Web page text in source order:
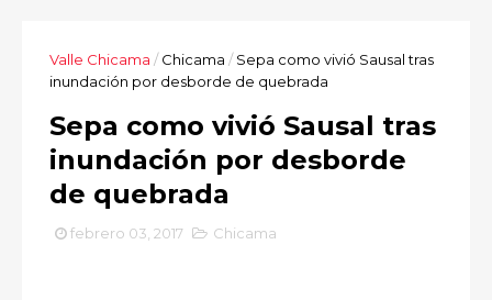
Valle Chicama / Chicama / Sepa como vivió Sausal tras
inundación por desborde de quebrada
Sepa como vivió Sausal tras
inundación por desborde
de quebrada
febrero 03, 2017 Chicama